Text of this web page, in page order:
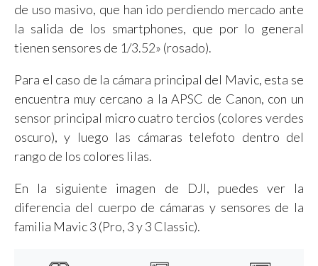
de uso masivo, que han ido perdiendo mercado ante
la salida de los smartphones, que por lo general
tienen sensores de 1/3.52» (rosado).
Para el caso de la cámara principal del Mavic, esta se
encuentra muy cercano a la APSC de Canon, con un
sensor principal micro cuatro tercios (colores verdes
oscuro), y luego las cámaras telefoto dentro del
rango de los colores lilas.
En la siguiente imagen de DJI, puedes ver la
diferencia del cuerpo de cámaras y sensores de la
familia Mavic 3 (Pro, 3 y 3 Classic).